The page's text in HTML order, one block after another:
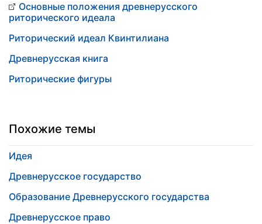
Основные положения древнерусского
риторического идеала
Риторический идеал Квинтилиана
Древнерусская книга
Риторические фигуры
Похожие темы
Идея
Древнерусское государство
Образование Древнерусского государства
Древнерусское право